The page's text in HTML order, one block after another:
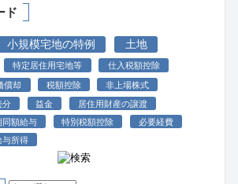
ド
小規模宅地の特例 土地
特定居住用宅地等 仕入税額控除
償却 税額控除
非上場株式
分 益金
居住用財産の譲渡
同額給与 特別税額控除
必要経費
与所得